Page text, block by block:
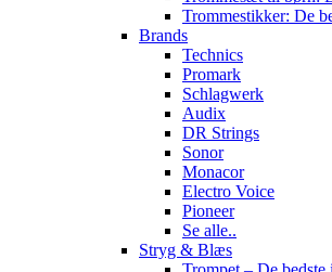
Trommestikker: De
Brands
Technics
Promark
Schlagwerk
Audix
DR Strings
Sonor
Monacor
Electro Voice
Pioneer
Se alle..
Stryg & Blæs